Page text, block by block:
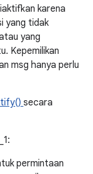
karena
yang tidak
yang
Kepemilikan
msg hanya perlu
secara
permintaan